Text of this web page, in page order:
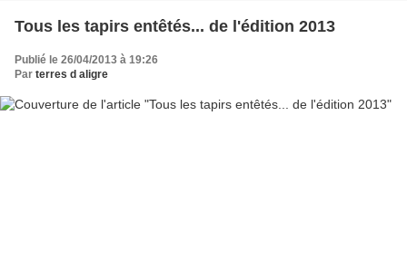
Tous les tapirs entêtés... de l'édition 2013
Publié le 26/04/2013 à 19:26
Par terres d aligre